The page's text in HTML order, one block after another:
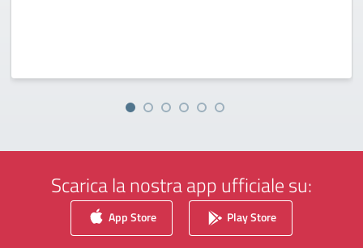
Scarica la nostra app ufficiale su:
App Store Play Store